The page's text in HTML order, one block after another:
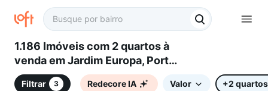
1.186 Imóveis com 2 quartos à
venda em Jardim Europa, Porto
Alegre, RS
Filtrar 3 Redecore IA Valor +2 quartos